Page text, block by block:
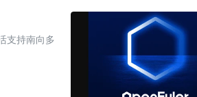
支持南向多